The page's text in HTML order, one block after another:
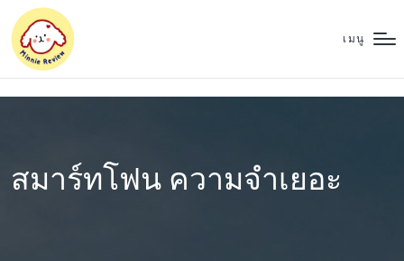
เมนู
สมาร์ทโฟน ความจำเยอะ